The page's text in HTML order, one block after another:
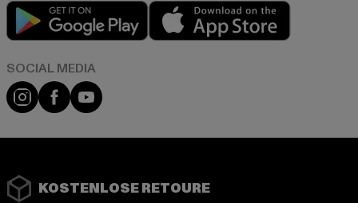
Play market
Instagram
FacebookYouTube
KOSTENLOSE RETOURE